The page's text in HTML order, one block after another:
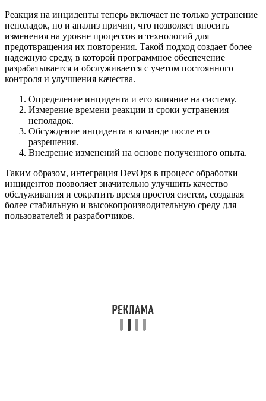
Реакция на инциденты теперь включает не только устранение
неполадок, но и анализ причин, что позволяет вносить
изменения на уровне процессов и технологий для
предотвращения их повторения. Такой подход создает более
надежную среду, в которой программное обеспечение
разрабатывается и обслуживается с учетом постоянного
контроля и улучшения качества.
Определение инцидента и его влияние на систему.
Измерение времени реакции и сроки устранения
неполадок.
Обсуждение инцидента в команде после его
разрешения.
Внедрение изменений на основе полученного опыта.
Таким образом, интеграция DevOps в процесс обработки
инцидентов позволяет значительно улучшить качество
обслуживания и сократить время простоя систем, создавая
более стабильную и высокопроизводительную среду для
пользователей и разработчиков.